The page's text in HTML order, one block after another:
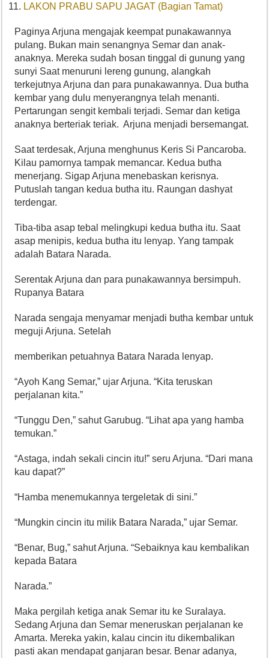
LAKON PRABU SAPU JAGAT (Bagian Tamat)
Paginya Arjuna mengajak keempat punakawannya
pulang. Bukan main senangnya Semar dan anak-
anaknya. Mereka sudah bosan tinggal di gunung yang
sunyi Saat menuruni lereng gunung, alangkah
terkejutnya Arjuna dan para punakawannya. Dua butha
kembar yang dulu menyerangnya telah menanti.
Pertarungan sengit kembali terjadi. Semar dan ketiga
anaknya berteriak teriak. Arjuna menjadi bersemangat.
Saat terdesak, Arjuna menghunus Keris Si Pancaroba.
Kilau pamornya tampak memancar. Kedua butha
menerjang. Sigap Arjuna menebaskan kerisnya.
Putuslah tangan kedua butha itu. Raungan dashyat
terdengar.
Tiba-tiba asap tebal melingkupi kedua butha itu. Saat
asap menipis, kedua butha itu lenyap. Yang tampak
adalah Batara Narada.
Serentak Arjuna dan para punakawannya bersimpuh.
Rupanya Batara
Narada sengaja menyamar menjadi butha kembar untuk
meguji Arjuna. Setelah
memberikan petuahnya Batara Narada lenyap.
“Ayoh Kang Semar,” ujar Arjuna. “Kita teruskan
perjalanan kita.”
“Tunggu Den,” sahut Garubug. “Lihat apa yang hamba
temukan.”
“Astaga, indah sekali cincin itu!” seru Arjuna. “Dari mana
kau dapat?”
“Hamba menemukannya tergeletak di sini.”
“Mungkin cincin itu milik Batara Narada,” ujar Semar.
“Benar, Bug,” sahut Arjuna. “Sebaiknya kau kembalikan
kepada Batara
Narada.”
Maka pergilah ketiga anak Semar itu ke Suralaya.
Sedang Arjuna dan Semar meneruskan perjalanan ke
Amarta. Mereka yakin, kalau cincin itu dikembalikan
pasti akan mendapat ganjaran besar. Benar adanya,